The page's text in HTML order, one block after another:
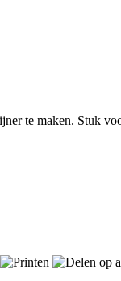
te maken. Stuk